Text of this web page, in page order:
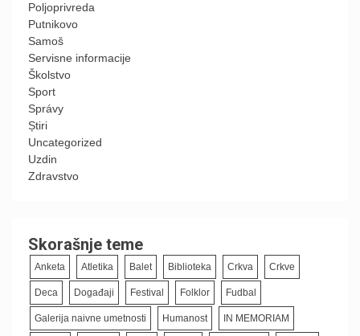
Poljoprivreda
Putnikovo
Samoš
Servisne informacije
Školstvo
Sport
Správy
Știri
Uncategorized
Uzdin
Zdravstvo
Skorašnje teme
Anketa Atletika Balet Biblioteka Crkva Crkve
Deca Događaji Festival Folklor Fudbal
Galerija naivne umetnosti Humanost IN MEMORIAM